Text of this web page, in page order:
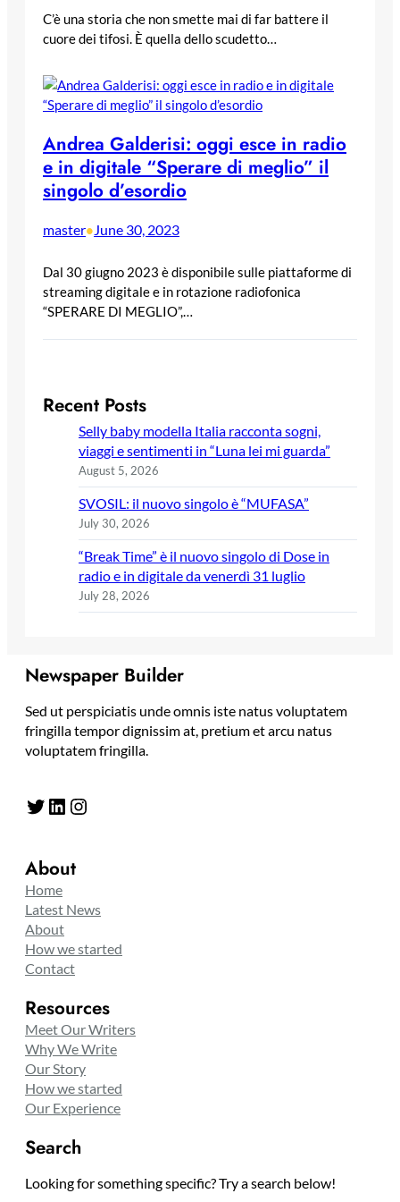
C’è una storia che non smette mai di far battere il
cuore dei tifosi. È quella dello scudetto…
Andrea Galderisi: oggi esce in radio
e in digitale “Sperare di meglio” il
singolo d’esordio
master•June 30, 2023
Dal 30 giugno 2023 è disponibile sulle piattaforme di
streaming digitale e in rotazione radiofonica
“SPERARE DI MEGLIO”,…
Recent Posts
Selly baby modella Italia racconta sogni,
viaggi e sentimenti in “Luna lei mi guarda”
August 5, 2026
SVOSIL: il nuovo singolo è “MUFASA”
July 30, 2026
“Break Time” è il nuovo singolo di Dose in
radio e in digitale da venerdì 31 luglio
July 28, 2026
Newspaper Builder
Sed ut perspiciatis unde omnis iste natus voluptatem
fringilla tempor dignissim at, pretium et arcu natus
voluptatem fringilla.
Twitter LinkedIn Instagram
About
Home
Latest News
About
How we started
Contact
Resources
Meet Our Writers
Why We Write
Our Story
How we started
Our Experience
Search
Looking for something specific? Try a search below!